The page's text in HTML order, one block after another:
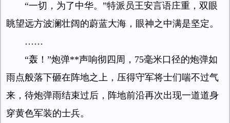
“一切，为了中华。”特派员王安言语庄重，双眼
眺望远方波澜壮阔的蔚蓝大海，眼神之中满是坚定。
……
“轰！”炮弹**声响彻四周，75毫米口径的炮弹如
雨点般落下砸在阵地之上，压得守军将士们喘不过气
来，待炮弹雨结束过后，阵地前沿再次出现一道道身
穿黄色军装的士兵。